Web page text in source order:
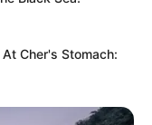
Cher's Stomach: